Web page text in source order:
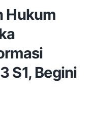
Hukum
S1, Begini